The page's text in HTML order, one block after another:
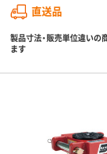
直送品
製品寸法・販売単位違いの
ます